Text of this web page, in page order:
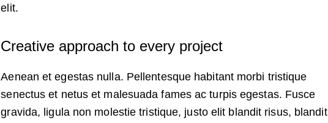
elit.
Creative approach to every project
Aenean et egestas nulla. Pellentesque habitant morbi tristique
senectus et netus et malesuada fames ac turpis egestas. Fusce
gravida, ligula non molestie tristique, justo elit blandit risus, blandit